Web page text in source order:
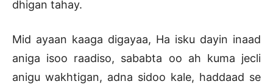
dhigan tahay.
Mid ayaan kaaga digayaa, Ha isku dayin inaad
aniga isoo raadiso, sababta oo ah kuma jecli
anigu wakhtigan, adna sidoo kale, haddaad se